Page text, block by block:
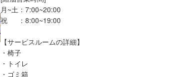
月~土：7:00~20:00
祝　  ：8:00~19:00
【サービスルームの詳細】
・椅子
・トイレ
・ゴミ箱